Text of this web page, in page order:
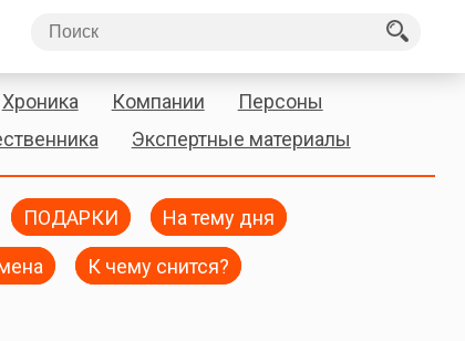
Хроника Компании
Персоны
Экспертные материалы
ПОДАРКИ На тему дня
К чему снится?